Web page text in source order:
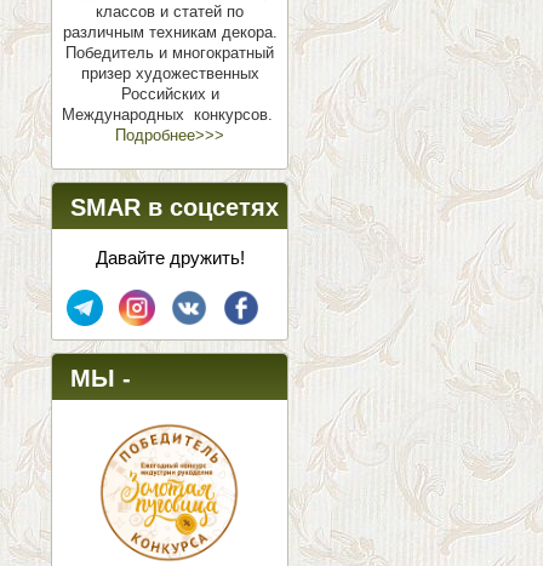
классов и статей по
различным техникам декора.
Победитель и многократный
призер художественных
Российских и
Международных конкурсов.
Подробнее>>>
SMAR в соцсетях
Давайте дружить!
МЫ -
ПОБЕДИТЕЛИ!